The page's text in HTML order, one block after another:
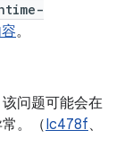
。
问题可能会在
。（Ic478f、